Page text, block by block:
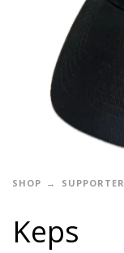
SHOP SUPPORTER
Keps